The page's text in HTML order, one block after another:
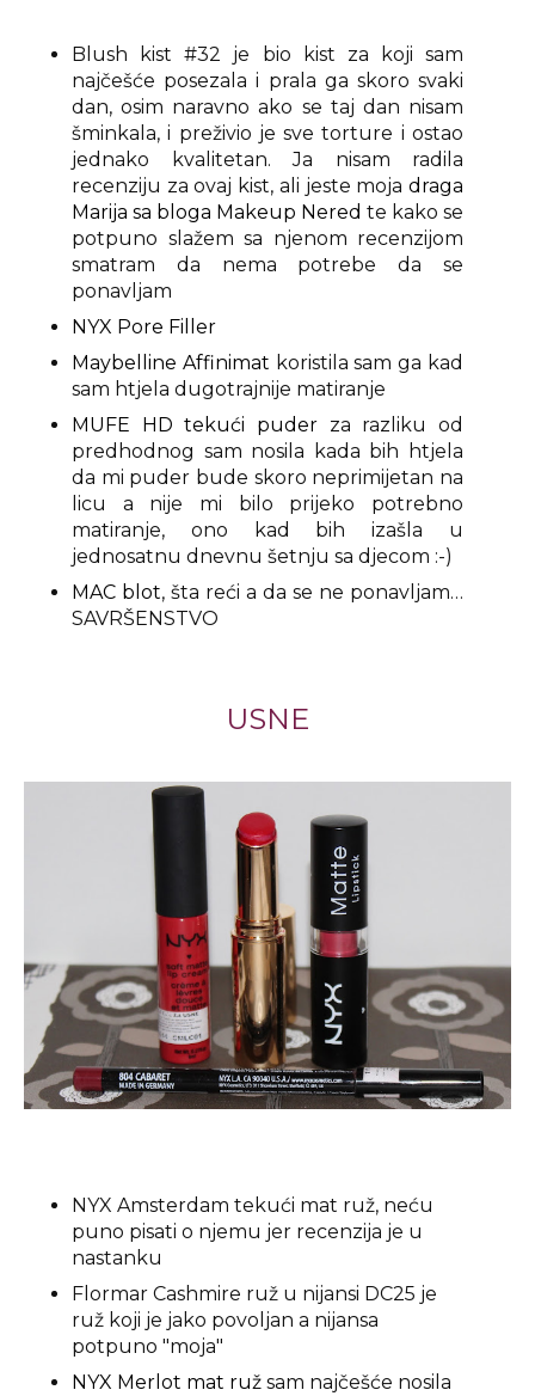
Blush kist #32 je bio kist za koji sam
najčešće posezala i prala ga skoro svaki
dan, osim naravno ako se taj dan nisam
šminkala, i preživio je sve torture i ostao
jednako kvalitetan. Ja nisam radila
recenziju za ovaj kist, ali jeste moja draga
Marija sa bloga Makeup Nered te kako se
potpuno slažem sa njenom recenzijom
smatram da nema potrebe da se
ponavljam
NYX Pore Filler
Maybelline Affinimat koristila sam ga kad
sam htjela dugotrajnije matiranje
MUFE HD tekući puder za razliku od
predhodnog sam nosila kada bih htjela
da mi puder bude skoro neprimijetan na
licu a nije mi bilo prijeko potrebno
matiranje, ono kad bih izašla u
jednosatnu dnevnu šetnju sa djecom :-)
MAC blot, šta reći a da se ne ponavljam…
SAVRŠENSTVO
USNE
NYX Amsterdam tekući mat ruž, neću
puno pisati o njemu jer recenzija je u
nastanku
Flormar Cashmire ruž u nijansi DC25 je
ruž koji je jako povoljan a nijansa
potpuno "moja"
NYX Merlot mat ruž sam najčešće nosila